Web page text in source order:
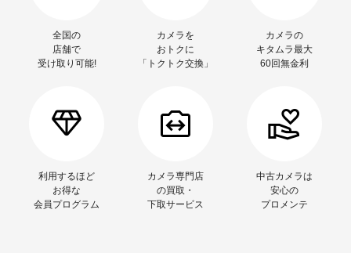
全国の
店舗で
受け取り可能!
カメラを
おトクに
「トクトク交換」
カメラの
キタムラ最大
60回無金利
利用するほど
お得な
会員プログラム
カメラ専門店
の買取・
下取サービス
中古カメラは
安心の
プロメンテ